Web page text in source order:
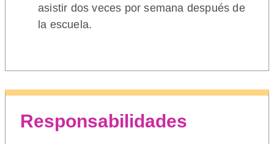
asistir dos veces por semana después de
la escuela.
Responsabilidades